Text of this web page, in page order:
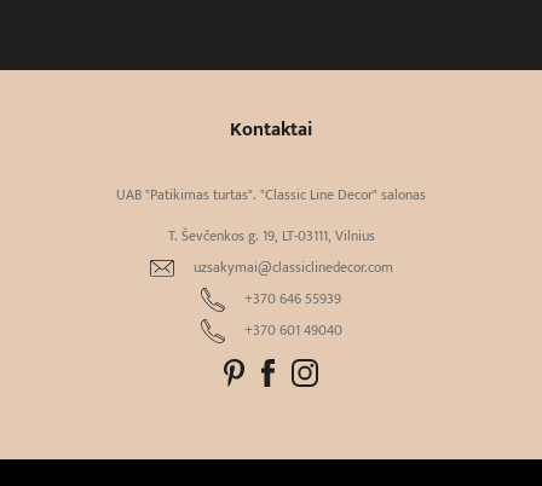
Kontaktai
UAB "Patikimas turtas". "Classic Line Decor" salonas
T. Ševčenkos g. 19, LT-03111, Vilnius
uzsakymai@classiclinedecor.com
+370 646 55939
+370 601 49040